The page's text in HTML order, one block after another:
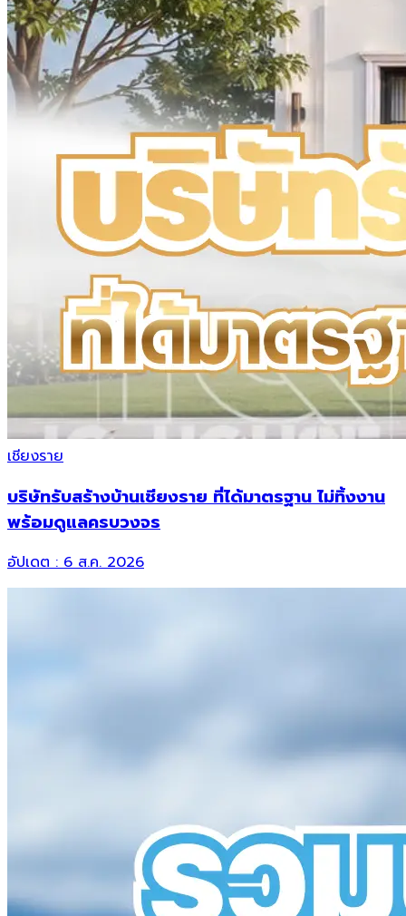
เชียงราย
บริษัทรับสร้างบ้านเชียงราย ที่ได้มาตรฐาน ไม่ทิ้งงาน
พร้อมดูแลครบวงจร
อัปเดต :6 ส.ค. 2026